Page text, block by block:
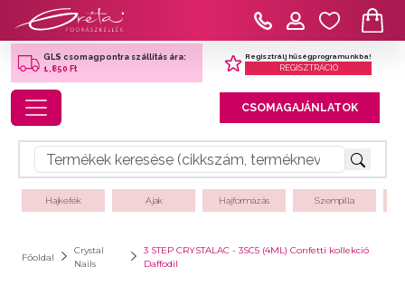
GLS csomagpontra szállítás ára:
1,850 Ft
Regisztrálj hűségprogramunkba!
REGISZTRÁCIÓ
Toggle navigation CSOMAGAJÁNLATOK
Hajkefék Ajak Hajformázás Szempilla
Főoldal
Crystal
Nails
3 STEP CRYSTALAC - 3SC5 (4ML) Confetti kollekció
Daffodil